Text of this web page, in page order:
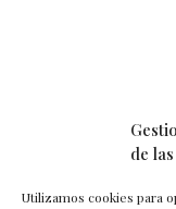
de
Utilizamos cookies para